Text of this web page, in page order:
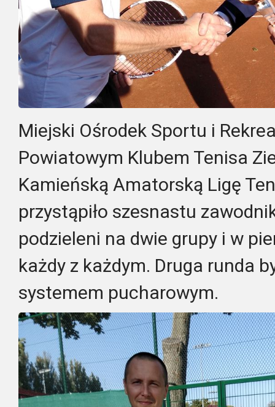
Miejski Ośrodek Sportu i
Powiatowym Klubem Tenisa
Kamieńską Amatorską Ligę
przystąpiło szesnastu
podzieleni na dwie grupy i w
każdy z każdym. Druga runda
systemem pucharowym.